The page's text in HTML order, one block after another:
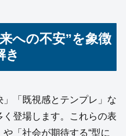
への不安”を象徴
き
「既視感とテンプレ」な
登場します。これらの表
「社会が期待する“型に